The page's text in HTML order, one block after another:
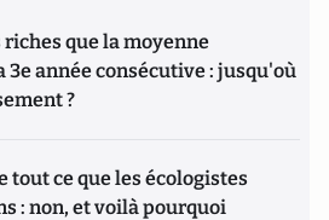
que la moyenne
3e année consécutive : jusqu'où
?
tout ce que les écologistes
: non, et voilà pourquoi